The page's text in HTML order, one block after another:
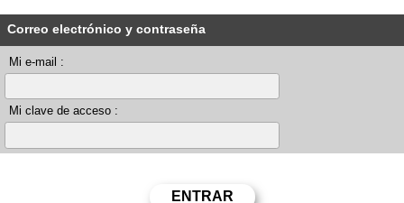
Correo electrónico y contraseña
Mi e-mail :
Mi clave de acceso :